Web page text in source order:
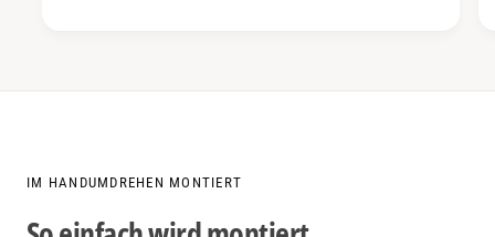
IM HANDUMDREHEN MONTIERT